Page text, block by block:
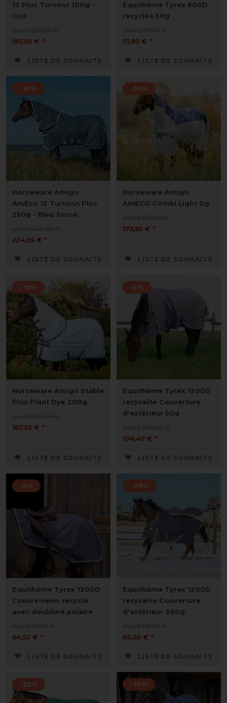
12 Plus Turnout 100g -
Gris
197,95 € *
LISTE DE SOUHAITS
Equithème Tyrex 600D
recyclée 50g
71,90 € *
LISTE DE SOUHAITS
-10%
Horseware Amigo
AmEco 12 Turnout Plus
250g - Bleu foncé
224,95 € *
LISTE DE SOUHAITS
-10%
Horseware Amigo
AmECO Combi Light 0g
179,95 € *
LISTE DE SOUHAITS
-10%
Horseware Amigo Stable
Plus Plant Dye 200g
167,35 € *
LISTE DE SOUHAITS
-5%
Equithème Tyrex 1200D
recycelte Couverture
d'extérieur 50g
104,40 € *
LISTE DE SOUHAITS
-5%
Equithème Tyrex 1200D
Couvre-reins recyclé
avec doublure polaire
64,55 € *
LISTE DE SOUHAITS
-20%
Equithème Tyrex 1200D
recycelte Couverture
d'extérieur 300g
95,90 € *
LISTE DE SOUHAITS
-25% -10%